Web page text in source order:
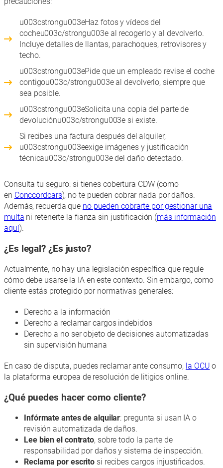
u003cstrongu003eHaz fotos y vídeos del
cocheu003c/strongu003e al recogerlo y al devolverlo.
Incluye detalles de llantas, parachoques, retrovisores y
techo.
u003cstrongu003ePide que un empleado revise el coche
contigou003c/strongu003e al devolverlo, siempre que
sea posible.
u003cstrongu003eSolicita una copia del parte de
devoluciónu003c/strongu003e si existe.
Si recibes una factura después del alquiler,
u003cstrongu003eexige imágenes y justificación
técnicau003c/strongu003e del daño detectado.
Consulta tu seguro: si tienes cobertura CDW (como
en Conccordcars), no te pueden cobrar nada por daños.
Además, recuerda que no pueden cobrarte por gestionar una
multa ni retenerte la fianza sin justificación (más información
aquí).
¿Es legal? ¿Es justo?
Actualmente, no hay una legislación específica que regule
cómo debe usarse la IA en este contexto. Sin embargo, como
cliente estás protegido por normativas generales:
Derecho a la información
Derecho a reclamar cargos indebidos
Derecho a no ser objeto de decisiones automatizadas
sin supervisión humana
En caso de disputa, puedes reclamar ante consumo, la OCU o
la plataforma europea de resolución de litigios online.
¿Qué puedes hacer como cliente?
Infórmate antes de alquilar: pregunta si usan IA o
revisión automatizada de daños.
Lee bien el contrato, sobre todo la parte de
responsabilidad por daños y sistema de inspección.
Reclama por escrito si recibes cargos injustificados.